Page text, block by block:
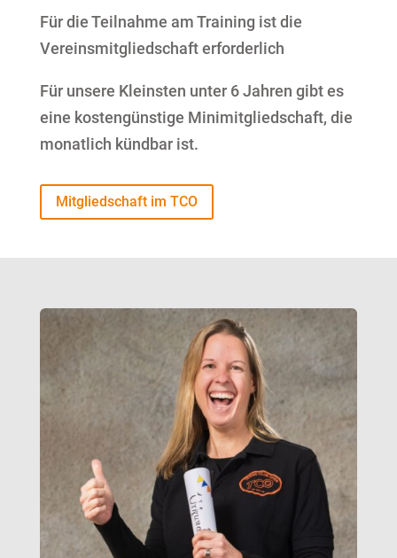
Für die Teilnahme am Training ist die
Vereinsmitgliedschaft erforderlich
Für unsere Kleinsten unter 6 Jahren gibt es
eine kostengünstige Minimitgliedschaft, die
monatlich kündbar ist.
Mitgliedschaft im TCO